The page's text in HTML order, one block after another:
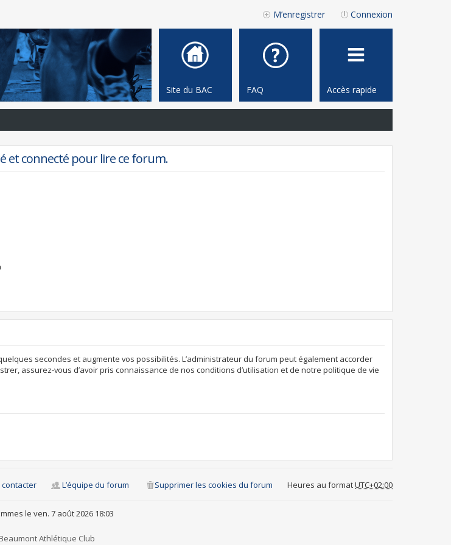
Connexion
M’enregistrer
Accès rapide
FAQ
Site du BAC
et connecté pour lire ce forum.
secondes et augmente vos possibilités. L’administrateur du forum peut également accorder
assurez-vous d’avoir pris connaissance de nos conditions d’utilisation et de notre politique de vie
Heures au formatUTC+02:00
Supprimer les cookies du forum
L’équipe du forum
contacter
le ven. 7 août 2026 18:03
Athlétique Club